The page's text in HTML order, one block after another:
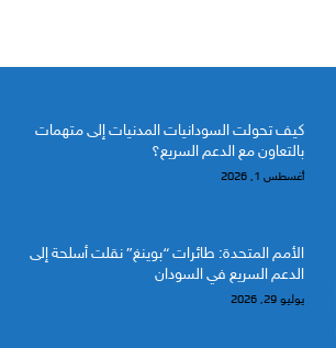
كيف تحولت السودانيات المدنيات إلى متهمات
بالتعاون مع الدعم السريع؟
أغسطس 1, 2026
الأمم المتحدة: طائرات “بوينغ” نقلت أسلحة إلى
الدعم السريع في السودان
يوليو 29, 2026